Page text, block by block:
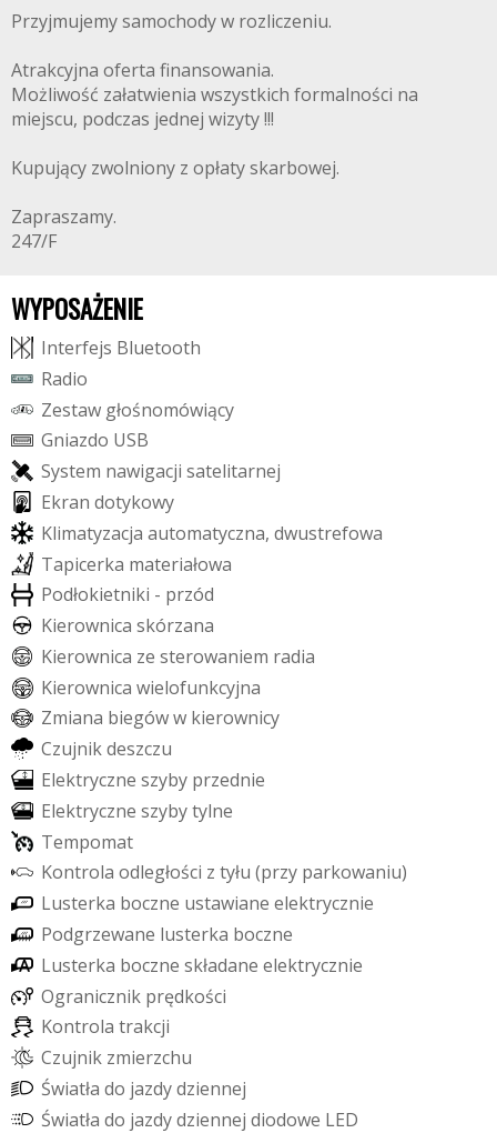
Przyjmujemy samochody w rozliczeniu.
Atrakcyjna oferta finansowania.
Możliwość załatwienia wszystkich formalności na
miejscu, podczas jednej wizyty !!!
Kupujący zwolniony z opłaty skarbowej.
Zapraszamy.
247/F
WYPOSAŻENIE
Interfejs Bluetooth
Radio
Zestaw głośnomówiący
Gniazdo USB
System nawigacji satelitarnej
Ekran dotykowy
Klimatyzacja automatyczna, dwustrefowa
Tapicerka materiałowa
Podłokietniki - przód
Kierownica skórzana
Kierownica ze sterowaniem radia
Kierownica wielofunkcyjna
Zmiana biegóww kierownicy
Czujnikdeszczu
Elektryczne szyby przednie
Elektryczne szybytylne
Tempomat
Kontrola odległości z tyłu (przy parkowaniu)
Lusterka boczne ustawiane elektrycznie
Podgrzewane lusterka boczne
Lusterka boczne składane elektrycznie
Ogranicznik prędkości
Kontrola trakcji
Czujnik zmierzchu
Światła do jazdydziennej
Światła do jazdydziennej diodowe LED